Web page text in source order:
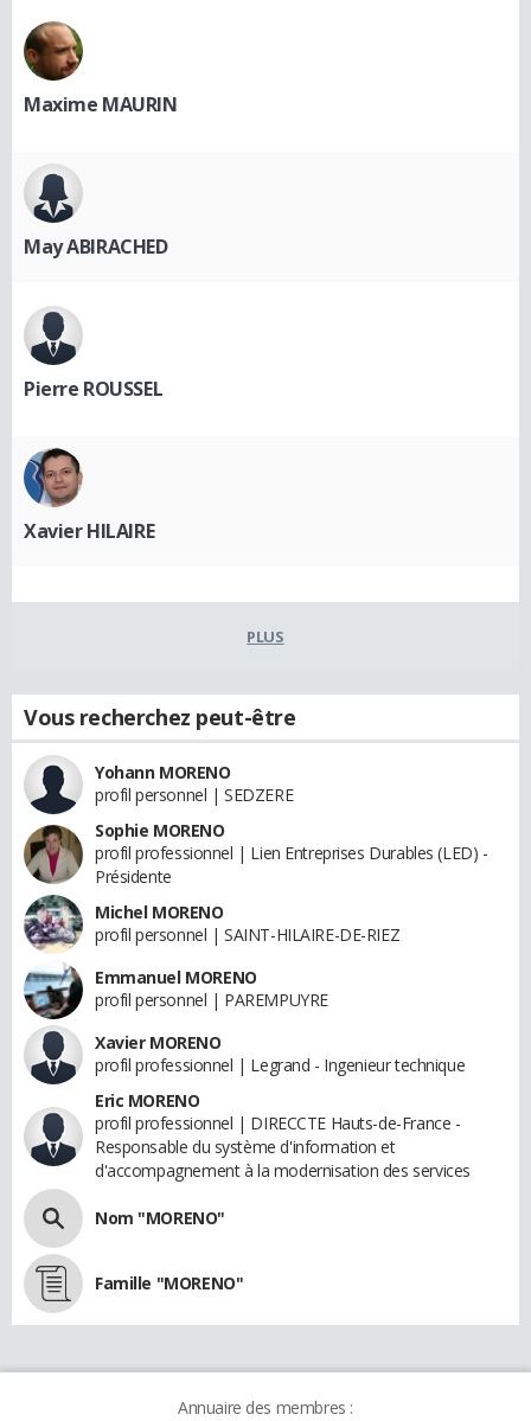
Maxime MAURIN
May ABIRACHED
Pierre ROUSSEL
Xavier HILAIRE
PLUS
Vous recherchez peut-être
Yohann MORENO
profil personnel | SEDZERE
Sophie MORENO
profil professionnel | Lien Entreprises Durables (LED) -
Présidente
Michel MORENO
profil personnel | SAINT-HILAIRE-DE-RIEZ
Emmanuel MORENO
profil personnel | PAREMPUYRE
Xavier MORENO
profil professionnel | Legrand - Ingenieur technique
Eric MORENO
profil professionnel | DIRECCTE Hauts-de-France -
Responsable du système d'information et
d'accompagnement à la modernisation des services
Nom "MORENO"
Famille "MORENO"
Annuaire des membres :